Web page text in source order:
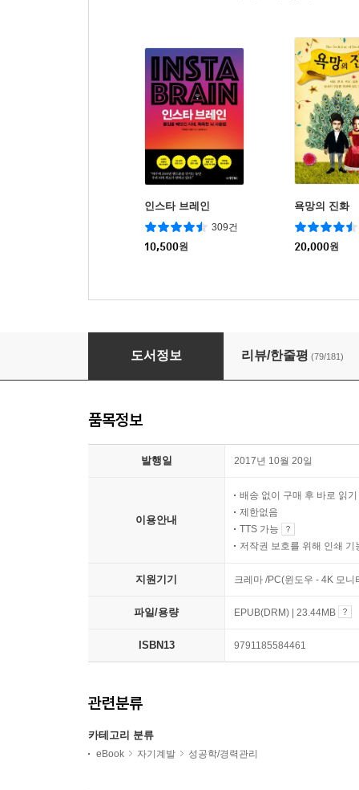
인스타 브레인
309건
10,500원
욕망의 진화
20,000원
나는 4시간만 일한다
도서정보 리뷰/한줄평 (79/181)
품목정보
발행일 2017년 10월 20일
이용안내
배송 없이 구매 후 바로 읽기
제한없음
TTS 가능
저작권 보호를 위해 인쇄 기
지원기기 크레마 /PC(윈도우 - 4K 모
파일/용량 EPUB(DRM) | 23.44MB
ISBN13 9791185584461
관련분류
카테고리 분류
eBook 자기계발 성공학/경력관리